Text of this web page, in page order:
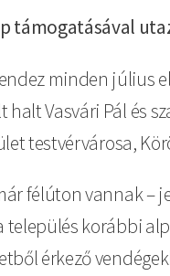
támogatásával
minden július
halt Vasvári Pál és
testvérvárosa,
félúton vannak –
település korábbi
érkező